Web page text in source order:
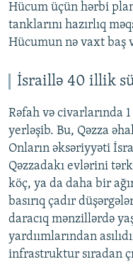
Hücum üçün hərbi
tanklarını hazırlıq
Hücumun nə vaxt baş
İsraillə 40 illik
Rəfah və civarlarında
yerləşib. Bu, Qəzza
Onların əksəriyyəti
Qəzzadakı evlərini
köç, ya da daha bir
basırıq çadır
daracıq mənzillərdə
yardıımlarından
infrastruktur sıradan